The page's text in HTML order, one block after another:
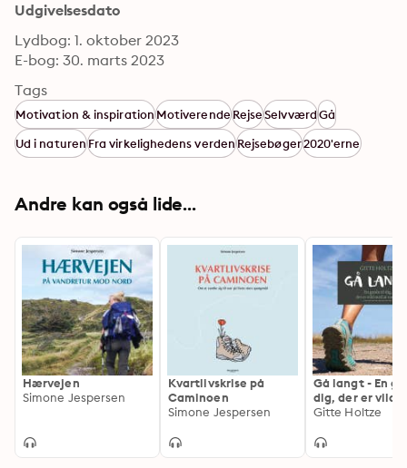
Udgivelsesdato
Lydbog: 1. oktober 2023
E-bog: 30. marts 2023
Tags
Motivation & inspirationMotiverendeRejseSelvværdGå
Ud i naturenFra virkelighedens verdenRejsebøger2020'erne
Andre kan også lide...
Hærvejen
Simone Jespersen
Kvartlivskrise på
Caminoen
Simone Jespersen
Gå langt - En
dig, der er vild
vandre
Gitte Holtze